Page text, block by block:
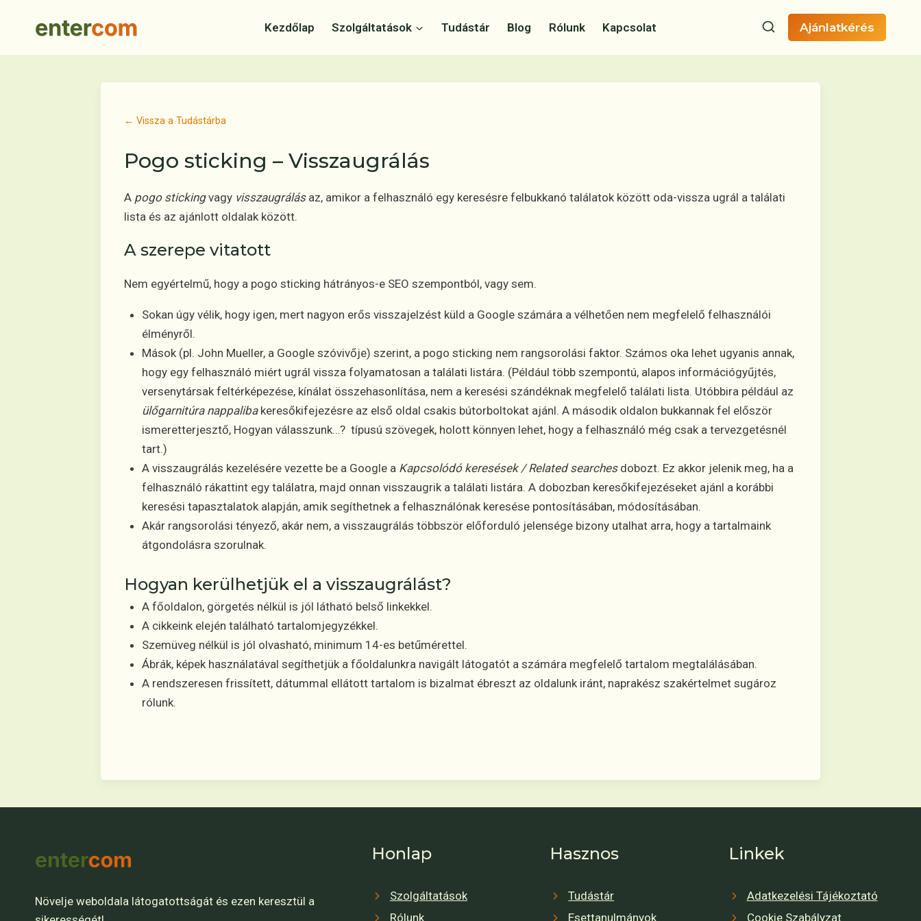
Kezdőlap Szolgáltatások Tudástár Blog Rólunk Kapcsolat Ajánlatkérés
← Vissza a Tudástárba
Pogo sticking – Visszaugrálás
A pogo stickingvagy visszaugrálásaz, amikor a felhasználó egy keresésre felbukkanó találatok között oda-vissza ugrál a találati
lista és az ajánlott oldalak között.
A szerepe vitatott
Nem egyértelmű, hogy a pogo sticking hátrányos-e SEO szempontból, vagy sem.
Sokan úgy vélik, hogy igen, mert nagyon erős visszajelzést küld a Google számára a vélhetően nem megfelelő felhasználói
élményről.
Mások (pl. John Mueller, a Google szóvivője) szerint, a pogo sticking nem rangsorolási faktor. Számos oka lehet ugyanis annak,
hogy egy felhasználó miért ugrál vissza folyamatosan a találati listára. (Például több szempontú, alapos információgyűjtés,
versenytársak feltérképezése, kínálat összehasonlítása, nem a keresési szándéknak megfelelő találati lista. Utóbbira például az
ülőgarnitúra nappalibakeresőkifejezésre az első oldal csakis bútorboltokat ajánl. A második oldalon bukkannak fel először
ismeretterjesztő, Hogyan válasszunk…? típusú szövegek, holott könnyen lehet, hogy a felhasználó még csak a tervezgetésnél
tart.)
A visszaugrálás kezelésére vezette be a Google a Kapcsolódó keresések / Related searchesdobozt. Ez akkor jelenik meg, ha a
felhasználó rákattint egy találatra, majd onnan visszaugrik a találati listára. A dobozban keresőkifejezéseket ajánl a korábbi
keresési tapasztalatok alapján, amik segíthetnek a felhasználónak keresése pontosításában, módosításában.
Akár rangsorolási tényező, akár nem, a visszaugrálás többször előforduló jelensége bizony utalhat arra, hogy a tartalmaink
átgondolásra szorulnak.
Hogyan kerülhetjük el a visszaugrálást?
A főoldalon, görgetés nélkül is jól látható belső linkekkel.
A cikkeink elején található tartalomjegyzékkel.
Szemüveg nélkül is jól olvasható, minimum 14-es betűmérettel.
Ábrák, képek használatával segíthetjük a főoldalunkra navigált látogatót a számára megfelelő tartalom megtalálásában.
A rendszeresen frissített, dátummal ellátott tartalom is bizalmat ébreszt az oldalunk iránt, naprakész szakértelmet sugároz
rólunk.
Növelje weboldala látogatottságát és ezen keresztül a
Honlap
Szolgáltatások
Rólunk
Hasznos
Tudástár
Esettanulmányok
Linkek
Adatkezelési Tájékoztató
Cookie Szabályzat